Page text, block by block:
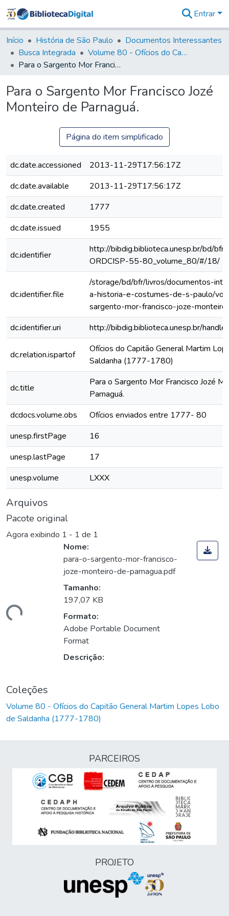
&
Coleções
Tudo na
Biblioteca
Estatísticas
Entrar
Início História de São Paulo
Documentos Interessantes
Busca Integrada
Volume 80 - Ofícios do Capitão General Martim Lopes Lobo de Saldanha (1777-1780)
Para o Sargento Mor Francisco Jozé Monteiro de Parnaguá.
Para o Sargento Mor Francisco Jozé
Monteiro de Parnaguá.
Página do item simplificado
dc.date.accessioned
2013-11-29T17:56:17Z
dc.date.available
2013-11-29T17:56:17Z
dc.date.created
1777
dc.date.issued
1955
dc.identifier
http://bibdig.biblioteca.unesp.br/bd/
ORDCISP-55-80_volume_80/#/18/
dc.identifier.file
/storage/bd/bfr/livros/documentos-
a-historia-e-costumes-de-s-paulo/
sargento-mor-francisco-joze-
dc.identifier.uri
http://bibdig.biblioteca.unesp.br/
dc.relation.ispartof
Ofícios do Capitão General Martim
Saldanha (1777-1780)
dc.title
Para o Sargento Mor Francisco Jozé
Parnaguá.
dcdocs.volume.obs
Ofícios enviados entre 1777- 80
unesp.firstPage
16
unesp.lastPage
17
unesp.volume
LXXX
Arquivos
Pacote original
Agora exibindo 1 - 1 de 1
Nome:
para-o-sargento-mor-francisco-
joze-monteiro-de-parnagua.pdf
Tamanho:
197,07 KB
Formato:
Adobe Portable Document
Format
Descrição:
Coleções
Volume 80 - Ofícios do Capitão General Martim Lopes Lobo
de Saldanha (1777-1780)
PARCEIROS
PROJETO